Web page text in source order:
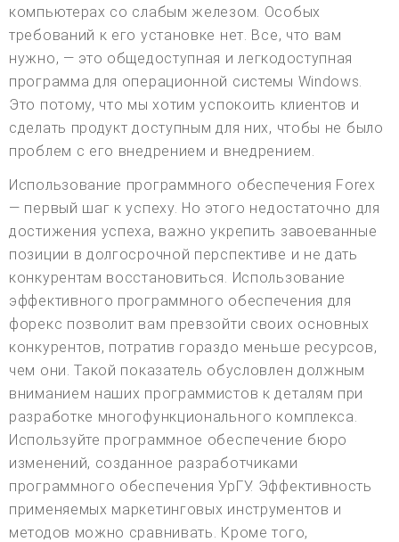
компьютерах со слабым железом. Особых
требований к его установке нет. Все, что вам
нужно, — это общедоступная и легкодоступная
программа для операционной системы Windows.
Это потому, что мы хотим успокоить клиентов и
сделать продукт доступным для них, чтобы не было
проблем с его внедрением и внедрением.
Использование программного обеспечения Forex
— первый шаг к успеху. Но этого недостаточно для
достижения успеха, важно укрепить завоеванные
позиции в долгосрочной перспективе и не дать
конкурентам восстановиться. Использование
эффективного программного обеспечения для
форекс позволит вам превзойти своих основных
конкурентов, потратив гораздо меньше ресурсов,
чем они. Такой показатель обусловлен должным
вниманием наших программистов к деталям при
разработке многофункционального комплекса.
Используйте программное обеспечение бюро
изменений, созданное разработчиками
программного обеспечения УрГУ. Эффективность
применяемых маркетинговых инструментов и
методов можно сравнивать. Кроме того,